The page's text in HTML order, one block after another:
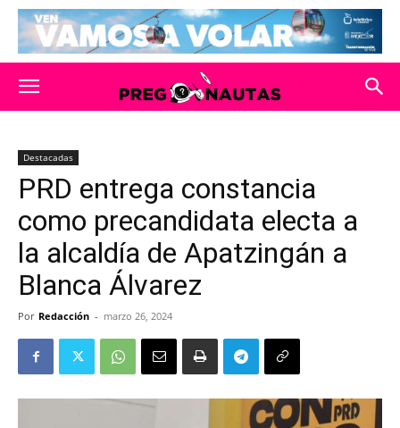
Destacadas
PRD entrega constancia
como precandidata electa a
la alcaldía de Apatzingán a
Blanca Álvarez
Por Redacción - marzo 26, 2024